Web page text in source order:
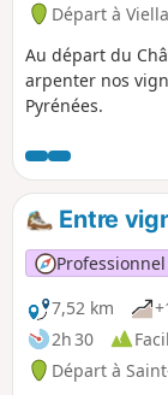
Départ à
Au départ du
arpenter nos
Pyrénées.
Entre
7,52 km
2h 30
Départ à